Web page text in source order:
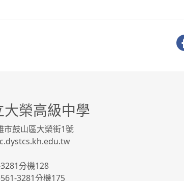
榮高級中學
市鼓山區大榮街1號
分機128
3281分機175